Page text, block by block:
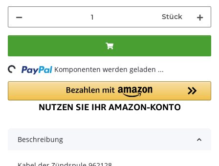
Stück
Komponenten werden geladen ...
Beschreibung